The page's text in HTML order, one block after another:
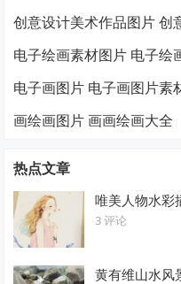
创意设计美术作品图片 创
电子绘画素材图片 电子绘
电子画图片 电子画图片素
画绘画图片 画画绘画大全
热点文章
唯美人物水彩
3 评论
黄有维山水风